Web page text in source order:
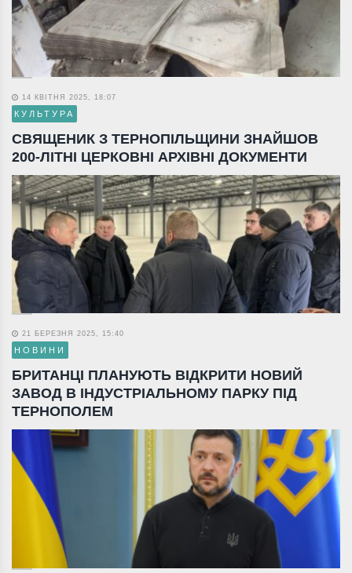
14 КВІТНЯ 2025, 18:07
КУЛЬТУРА
СВЯЩЕНИК З ТЕРНОПІЛЬЩИНИ ЗНАЙШОВ
200-ЛІТНІ ЦЕРКОВНІ АРХІВНІ ДОКУМЕНТИ
21 БЕРЕЗНЯ 2025, 15:40
НОВИНИ
БРИТАНЦІ ПЛАНУЮТЬ ВІДКРИТИ НОВИЙ
ЗАВОД В ІНДУСТРІАЛЬНОМУ ПАРКУ ПІД
ТЕРНОПОЛЕМ